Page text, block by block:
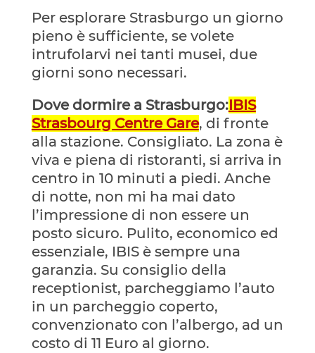
Per esplorare Strasburgo un giorno
pieno è sufficiente, se volete
intrufolarvi nei tanti musei, due
giorni sono necessari.
Dove dormire a Strasburgo:IBIS
Strasbourg Centre Gare, di fronte
alla stazione. Consigliato. La zona è
viva e piena di ristoranti, si arriva in
centro in 10 minuti a piedi. Anche
di notte, non mi ha mai dato
l’impressione di non essere un
posto sicuro. Pulito, economico ed
essenziale, IBIS è sempre una
garanzia. Su consiglio della
receptionist, parcheggiamo l’auto
in un parcheggio coperto,
convenzionato con l’albergo, ad un
costo di 11 Euro al giorno.